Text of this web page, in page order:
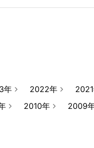
年 2022年
2010年 2009